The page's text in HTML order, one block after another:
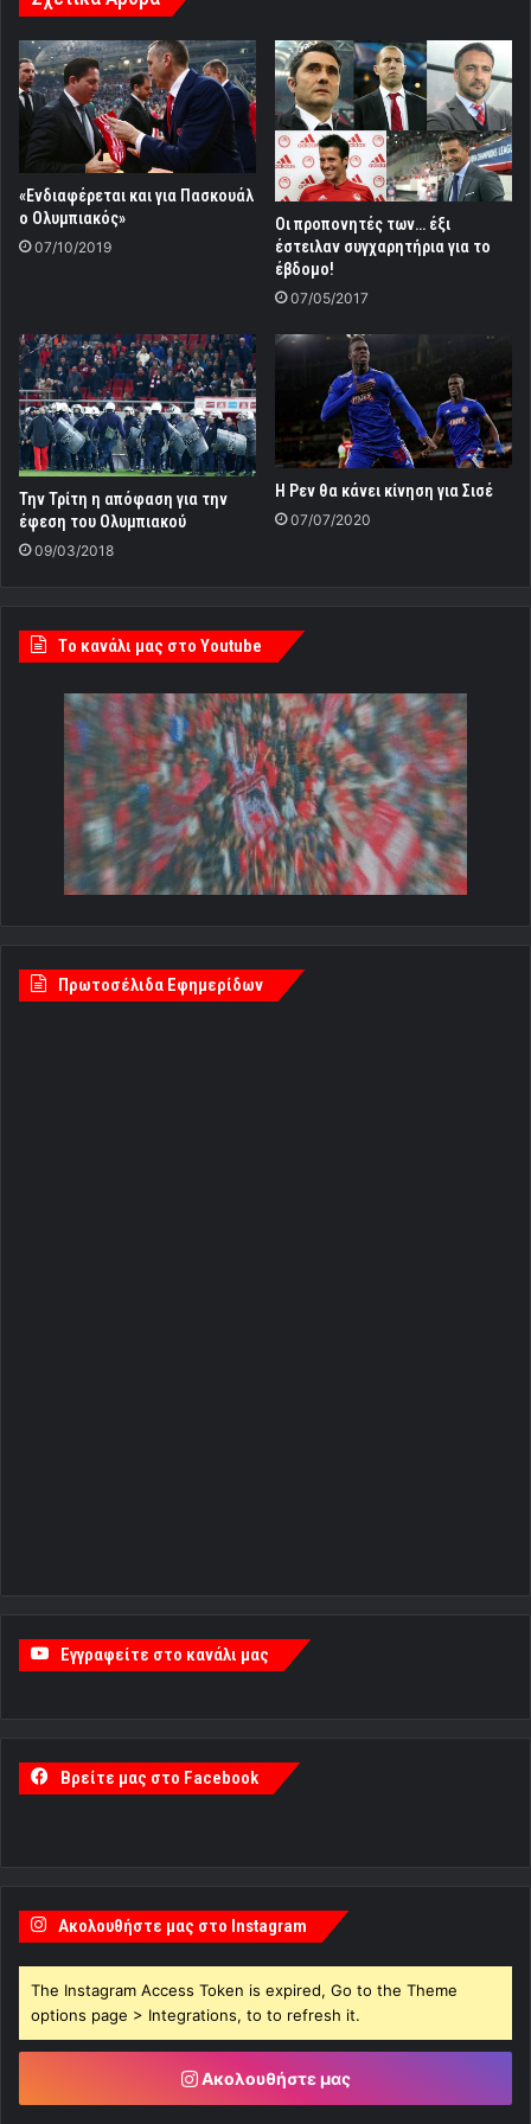
«Ενδιαφέρεται και για Πασκουάλ
ο Ολυμπιακός»
07/10/2019
Οι προπονητές των… έξι
έστειλαν συγχαρητήρια για το
έβδομο!
07/05/2017
Την Τρίτη η απόφαση για την
έφεση του Ολυμπιακού
09/03/2018
Η Ρεν θα κάνει κίνηση για Σισέ
07/07/2020
Tο κανάλι μας στο Youtube
Πρωτοσέλιδα Εφημερίδων
Εγγραφείτε στο κανάλι μας
Βρείτε μας στο Facebook
Ακολουθήστε μας στο Instagram
The Instagram Access Token is expired, Go to the Theme
options page > Integrations, to to refresh it.
Ακολουθήστε μας